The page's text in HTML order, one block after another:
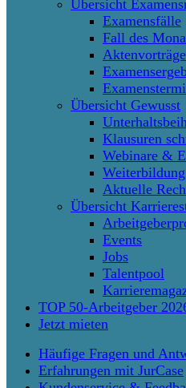
Übersicht
Examensfälle
Fall des
Aktenvorträge
Übersicht Gewusst
Klausuren
Webinare &
Weiterbildung
Aktuelle
Übersicht
Events
Jobs
Talentpool
TOP 50-Arbeitgeber
Jetzt mieten
Häufige Fragen und
Erfahrungen mit JurCase